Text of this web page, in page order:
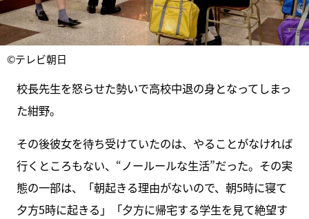
©テレビ朝日
校長先生を怒らせた勢いで高校中退の身となってしまっ
た紺野。
その後彼女を待ち受けていたのは、やることがなければ
行くところもない、“ノールールな生活”だった。その実
態の一部は、「朝起きる理由がないので、朝5時に寝て
夕方5時に起きる」「夕方に帰宅する学生を見て絶望す